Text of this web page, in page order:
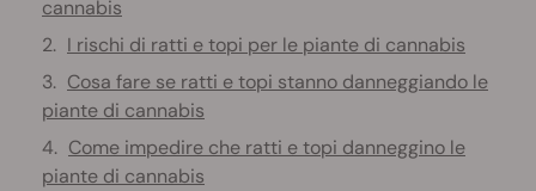
cannabis
I rischi di ratti e topi per le piante di cannabis
Cosa fare se ratti e topi stanno danneggiando le
piante di cannabis
Come impedire che ratti e topi danneggino le
piante di cannabis